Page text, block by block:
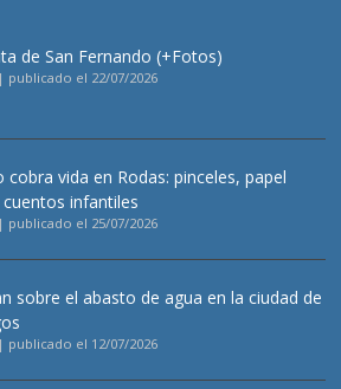
de San Fernando (+Fotos)
| publicado el 22/07/2026
cobra vida en Rodas: pinceles, papel
infantiles
| publicado el 25/07/2026
sobre el abasto de agua en la ciudad de
| publicado el 12/07/2026